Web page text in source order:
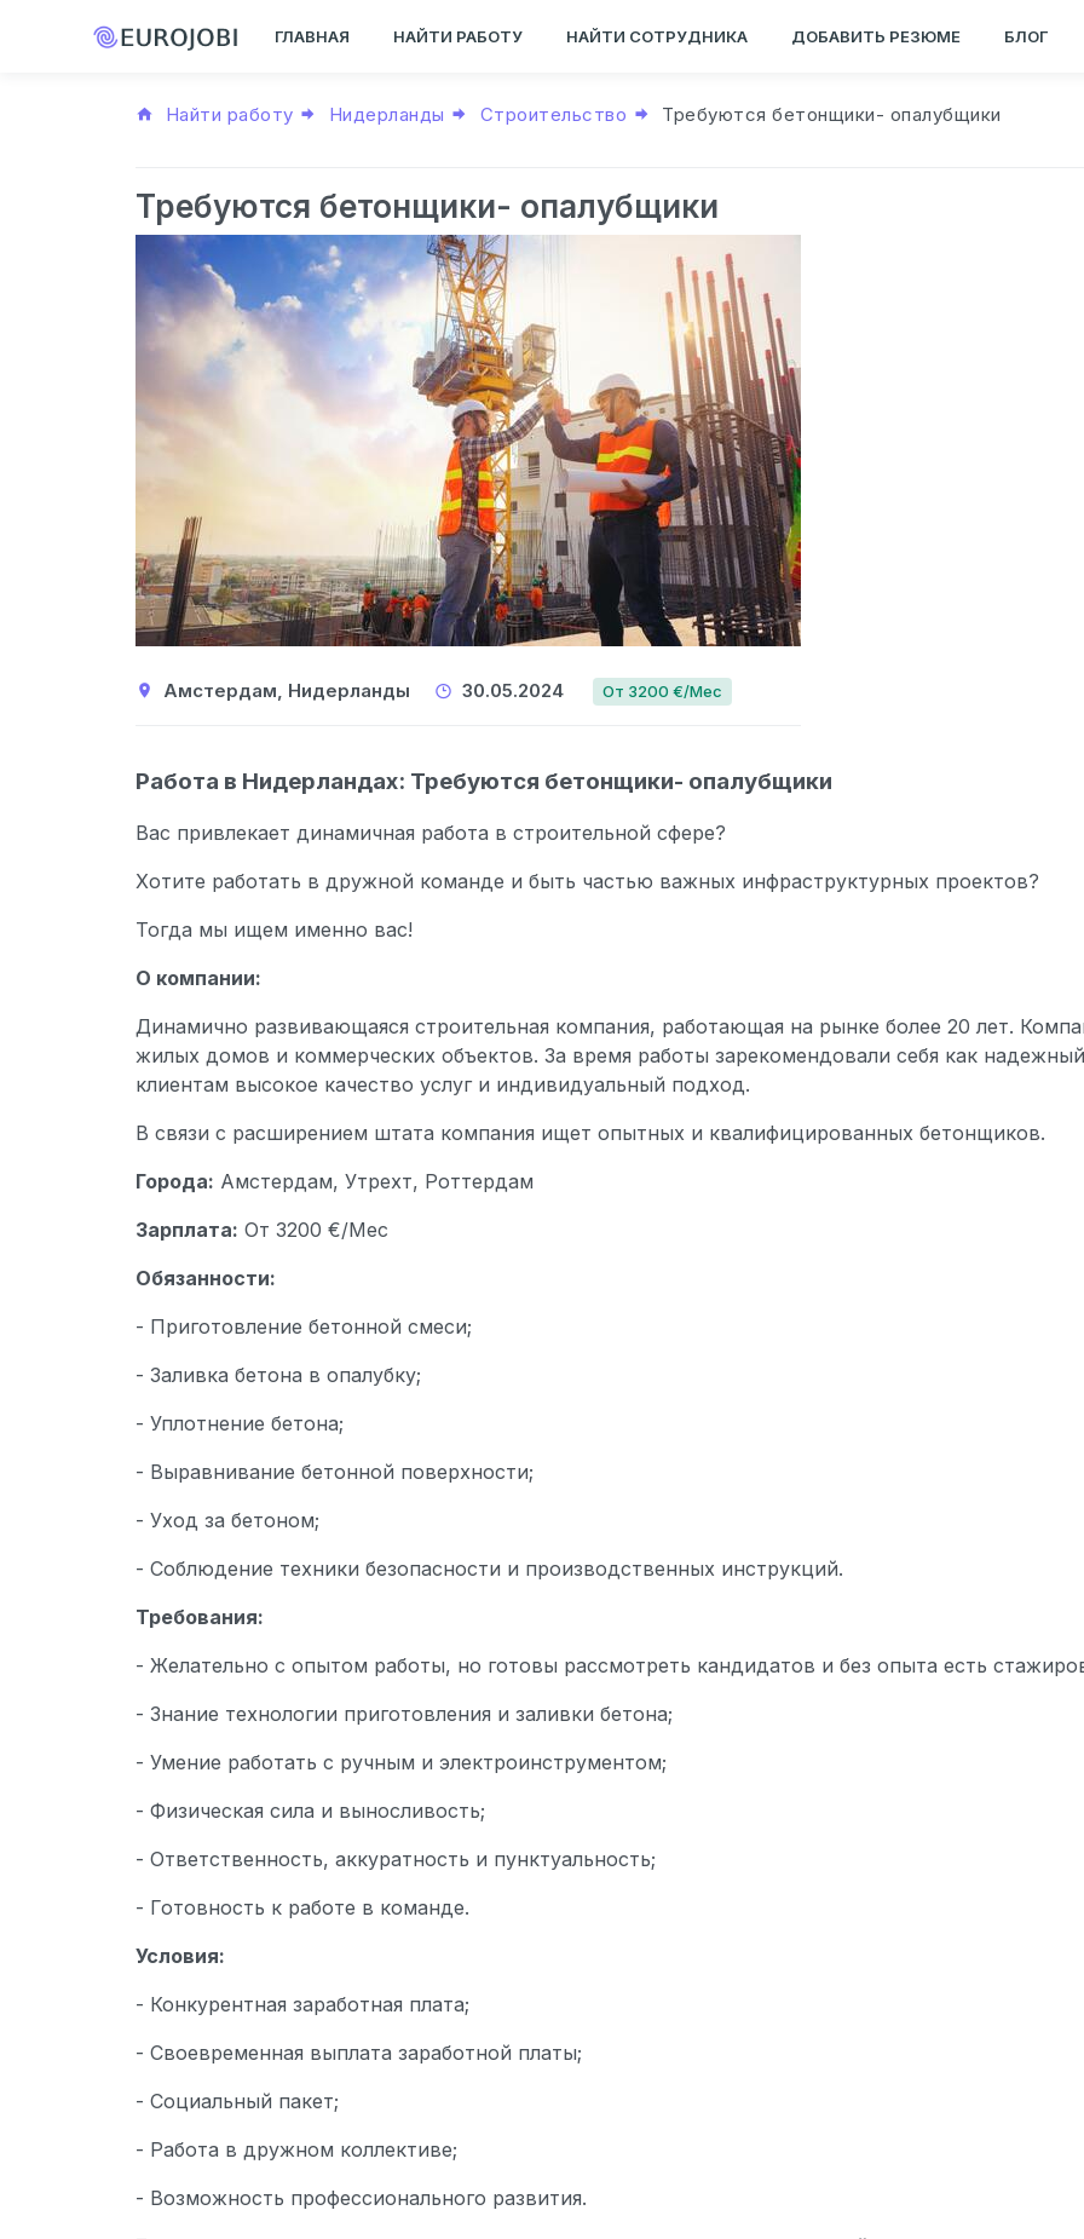
ГЛАВНАЯ НАЙТИ РАБОТУ НАЙТИ СОТРУДНИКА ДОБАВИТЬ РЕЗЮМЕ БЛОГ
Найти работу Нидерланды Строительство Требуются бетонщики- опалубщики
Требуются бетонщики- опалубщики
Амстердам, Нидерланды 30.05.2024 От 3200 €/Мес
Работа в Нидерландах: Требуются бетонщики- опалубщики
Вас привлекает динамичная работа в строительной сфере?
Хотите работать в дружной команде и быть частью важных инфраструктурных проектов?
Тогда мы ищем именно вас!
О компании:
Динамично развивающаяся строительная компания, работающая на рынке более 20 лет.
жилых домов и коммерческих объектов. За время работы зарекомендовали себя как
клиентам высокое качество услуг и индивидуальный подход.
В связи с расширением штата компания ищет опытных и квалифицированных бетонщиков.
Города: Амстердам, Утрехт, Роттердам
Зарплата: От 3200 €/Мес
Обязанности:
- Приготовление бетонной смеси;
- Заливка бетона в опалубку;
- Уплотнение бетона;
- Выравнивание бетонной поверхности;
- Уход за бетоном;
- Соблюдение техники безопасности и производственных инструкций.
Требования:
- Желательно с опытом работы, но готовы рассмотреть кандидатов и без опыта есть
- Знание технологии приготовления и заливки бетона;
- Умение работать с ручным и электроинструментом;
- Физическая сила и выносливость;
- Ответственность, аккуратность и пунктуальность;
- Готовность к работе в команде.
Условия:
- Конкурентная заработная плата;
- Своевременная выплата заработной платы;
- Социальный пакет;
- Работа в дружном коллективе;
- Возможность профессионального развития.